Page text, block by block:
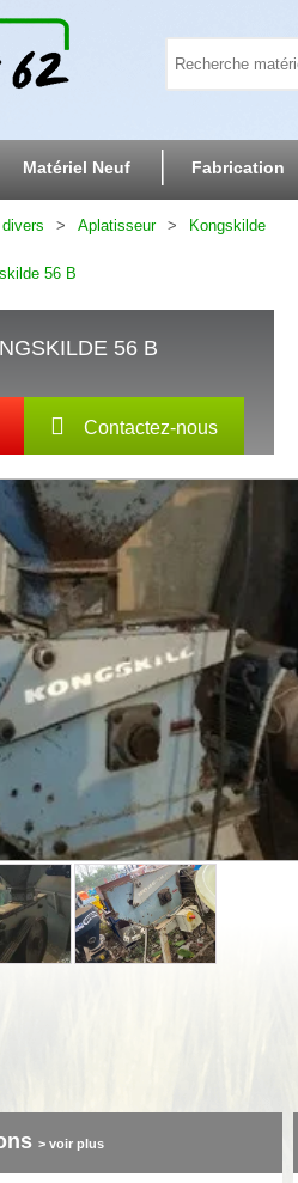
Matériel Neuf Fabrication
Aplatisseur Kongskilde
56 B
56 B
Contactez-nous
> voir plus